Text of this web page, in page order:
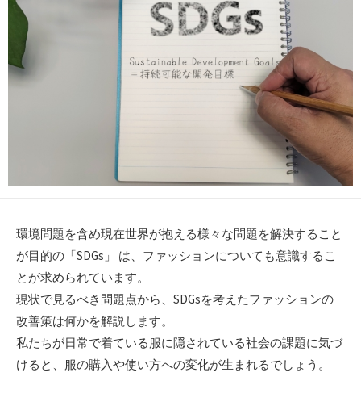
環境問題を含め現在世界が抱える様々な問題を解決すること
が目的の「SDGs」 は、ファッションについても意識するこ
とが求められています。
現状で見るべき問題点から、SDGsを考えたファッションの
改善策は何かを解説します。
私たちが日常で着ている服に隠されている社会の課題に気づ
けると、服の購入や使い方への変化が生まれるでしょう。